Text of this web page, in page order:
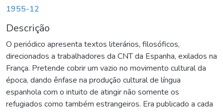
1955-12
Descrição
O periódico apresenta textos literários, filosóficos,
direcionados a trabalhadores da CNT da Espanha, exilados na
França. Pretende cobrir um vazio no movimento cultural da
época, dando ênfase na produção cultural de língua
espanhola com o intuito de atingir não somente os
refugiados como também estrangeiros. Era publicado a cada